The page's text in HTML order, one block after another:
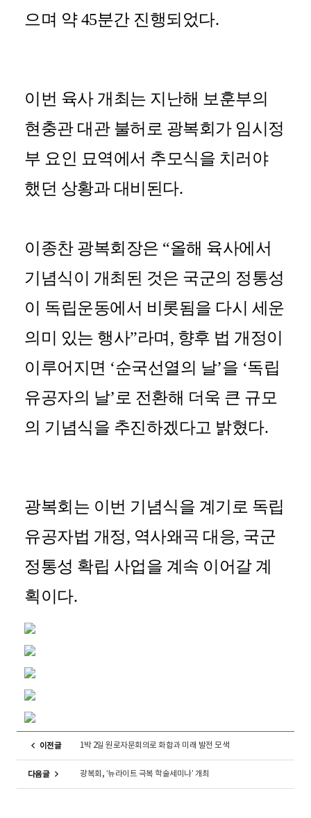
으며 약45분간 진행되었다.
이번 육사 개최는 지난해 보훈부의
현충관 대관 불허로 광복회가 임시정
부 요인 묘역에서 추모식을 치러야
했던 상황과 대비된다.
이종찬 광복회장은 “올해 육사에서
기념식이 개최된 것은 국군의 정통성
이 독립운동에서 비롯됨을 다시 세운
의미 있는 행사”라며 , 향후 법 개정이
이루어지면 ‘순국선열의 날’을 ‘독립
유공자의 날’로 전환해 더욱 큰 규모
의 기념식을 추진하겠다고 밝혔다.
광복회는 이번 기념식을 계기로 독립
유공자법 개정, 역사왜곡 대응, 국군
정통성 확립 사업을 계속 이어갈 계
획이다.
이전글 1박 2일 원로자문회의로 화합과 미래 발전 모색
다음글 광복회, ‘뉴라이트 극복 학술세미나’ 개최